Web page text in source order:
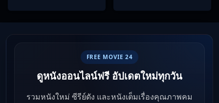
FREE MOVIE 24
ดูหนังออนไลน์ฟรี อัปเดตใหม่ทุกวัน
รวมหนังใหม่ ซีรีย์ดัง และหนังเต็มเรื่องคุณภาพคม